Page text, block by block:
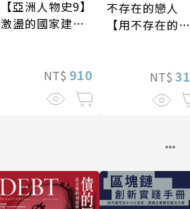
【亞洲人物史9】
激盪的國家建設
NT$ 910
不存在的戀人
【用不存在的
NT$